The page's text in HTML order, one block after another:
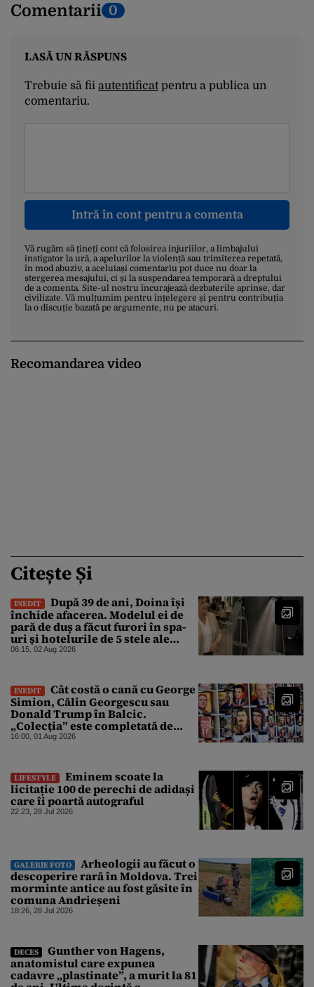
Comentarii 0
LASĂ UN RĂSPUNS
Trebuie să fii autentificatpentru a publica un
comentariu.
Intră în cont pentru a comenta
Vă rugăm să țineți cont că folosirea injuriilor, a limbajului
instigator la ură, a apelurilor la violență sau trimiterea repetată,
în mod abuziv, a aceluiași comentariu pot duce nu doar la
ștergerea mesajului, ci și la suspendarea temporară a dreptului
de a comenta. Site-ul nostru încurajează dezbaterile aprinse, dar
civilizate. Vă mulțumim pentru înțelegere și pentru contribuția
la o discuție bazată pe argumente, nu pe atacuri.
Recomandarea video
Citește Și
INEDIT
După 39 de ani, Doina își
închide afacerea. Modelul ei de
pară de duș a făcut furori în spa-
uri și hotelurile de 5 stele ale
lumii. Ce nu a mai mers
06:15, 02 Aug 2026
INEDIT
Cât costă o cană cu George
Simion, Călin Georgescu sau
Donald Trump în Balcic.
„Colecția” este completată de
Nicușor Dan, Ceaușescu și Stalin
16:00, 01 Aug 2026
LIFESTYLE
Eminem scoate la
licitație 100 de perechi de adidași
care îi poartă autograful
22:23, 28 Jul 2026
GALERIE FOTO
Arheologii au făcut o
descoperire rară în Moldova. Trei
morminte antice au fost găsite în
comuna Andrieșeni
18:26, 28 Jul 2026
DECES
Gunther von Hagens,
anatomistul care expunea
cadavre „plastinate”, a murit la 81